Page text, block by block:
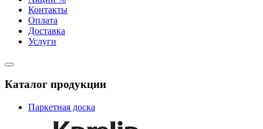
Контакты
Оплата
Доставка
Услуги
Каталог продукции
Паркетная доска